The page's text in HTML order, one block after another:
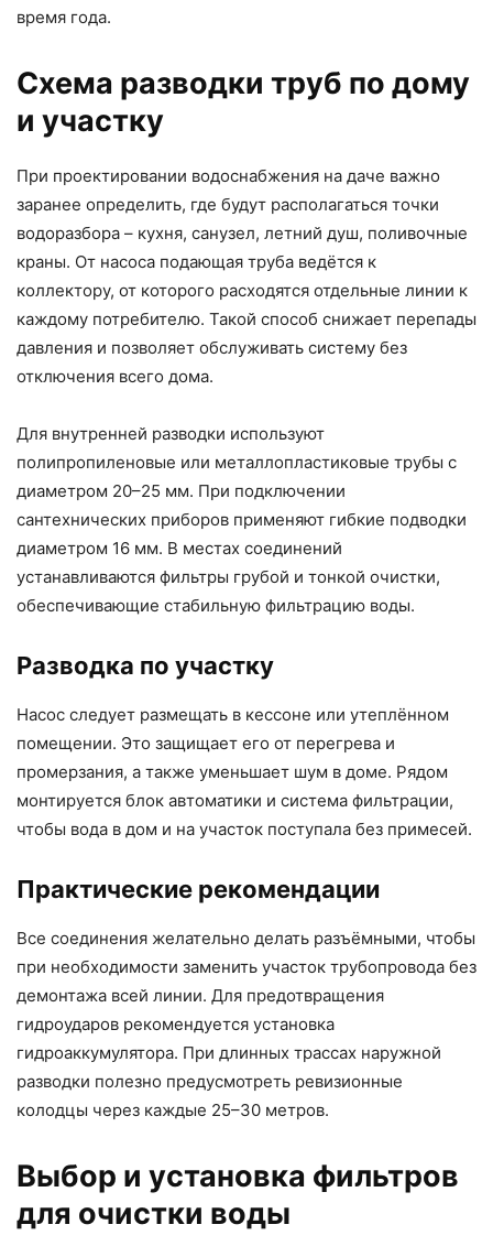
время года.
Схема разводки труб по дому
и участку
При проектировании водоснабжения на даче важно
заранее определить, где будут располагаться точки
водоразбора – кухня, санузел, летний душ, поливочные
краны. От насоса подающая труба ведётся к
коллектору, от которого расходятся отдельные линии к
каждому потребителю. Такой способ снижает перепады
давления и позволяет обслуживать систему без
отключения всего дома.
Для внутренней разводки используют
полипропиленовые или металлопластиковые трубы с
диаметром 20–25 мм. При подключении
сантехнических приборов применяют гибкие подводки
диаметром 16 мм. В местах соединений
устанавливаются фильтры грубой и тонкой очистки,
обеспечивающие стабильную фильтрацию воды.
Разводка по участку
Насос следует размещать в кессоне или утеплённом
помещении. Это защищает его от перегрева и
промерзания, а также уменьшает шум в доме. Рядом
монтируется блок автоматики и система фильтрации,
чтобы вода в дом и на участок поступала без примесей.
Практические рекомендации
Все соединения желательно делать разъёмными, чтобы
при необходимости заменить участок трубопровода без
демонтажа всей линии. Для предотвращения
гидроударов рекомендуется установка
гидроаккумулятора. При длинных трассах наружной
разводки полезно предусмотреть ревизионные
колодцы через каждые 25–30 метров.
Выбор и установка фильтров
для очистки воды